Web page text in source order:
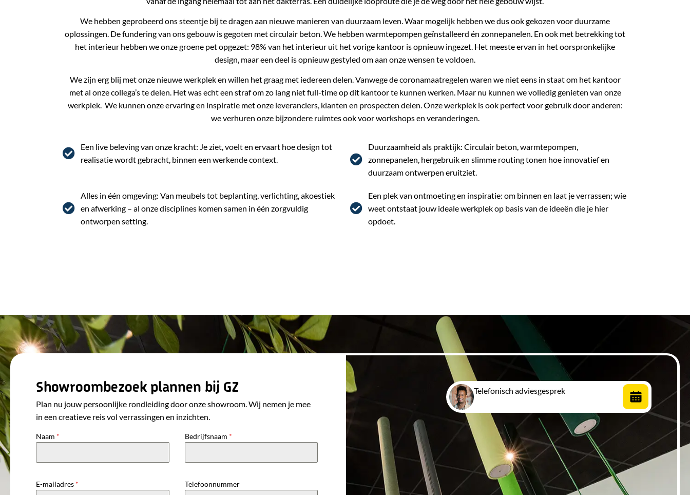
We hebben geprobeerd ons steentje bij te dragen aan nieuwe manieren van duurzaam leven. Waar mogelijk hebben we dus ook gekozen voor duurzame
oplossingen. De fundering van ons gebouw is gegoten met circulair beton. We hebben warmtepompen geïnstalleerd én zonnepanelen. En ook met betrekking tot
het interieur hebben we onze groene pet opgezet: 98% van het interieur uit het vorige kantoor is opnieuw ingezet. Het meeste ervan in het oorspronkelijke
design, maar een deel is opnieuw gestyled om aan onze wensen te voldoen.
We zijn erg blij met onze nieuwe werkplek en willen het graag met iedereen delen. Vanwege de coronamaatregelen waren we niet eens in staat om het kantoor
met al onze collega’s te delen. Het was echt een straf om zo lang niet full-time op dit kantoor te kunnen werken. Maar nu kunnen we volledig genieten van onze
werkplek. We kunnen onze ervaring en inspiratie met onze leveranciers, klanten en prospecten delen. Onze werkplek is ook perfect voor gebruik door anderen:
we verhuren onze bijzondere ruimtes ook voor workshops en veranderingen.
Een live beleving van onze kracht: Je ziet, voelt en ervaart hoe design tot
realisatie wordt gebracht, binnen een werkende context.
Duurzaamheid als praktijk: Circulair beton, warmtepompen,
zonnepanelen, hergebruik en slimme routing tonen hoe innovatief en
duurzaam ontwerpen eruitziet.
Alles in één omgeving: Van meubels tot beplanting, verlichting, akoestiek
en afwerking – al onze disciplines komen samen in één zorgvuldig
ontworpen setting.
Een plek van ontmoeting en inspiratie: om binnen en laat je verrassen; wie
weet ontstaat jouw ideale werkplek op basis van de ideeën die je hier
opdoet.
Showroombezoek plannen bij GZ
Plan nu jouw persoonlijke rondleiding door onze showroom. Wij nemen je mee
in een creatieve reis vol verrassingen en inzichten.
Naam * Bedrijfsnaam *
E-mailadres * Telefoonnummer
Telefonisch adviesgesprek